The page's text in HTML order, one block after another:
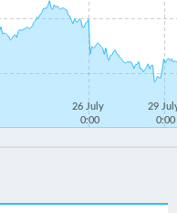
26 July
0:00
29
0:00